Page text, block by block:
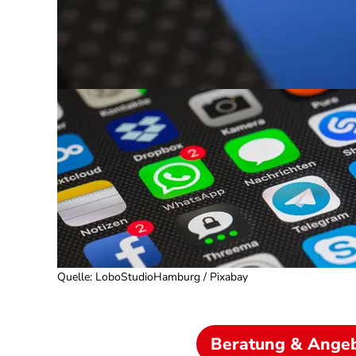
Quelle: LoboStudioHamburg / Pixabay
Beratung &